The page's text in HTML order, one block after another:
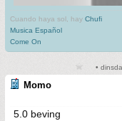
Cuando haya sol, hay Chufi
Musica Español
Come On
•
Momo
5.0 beving